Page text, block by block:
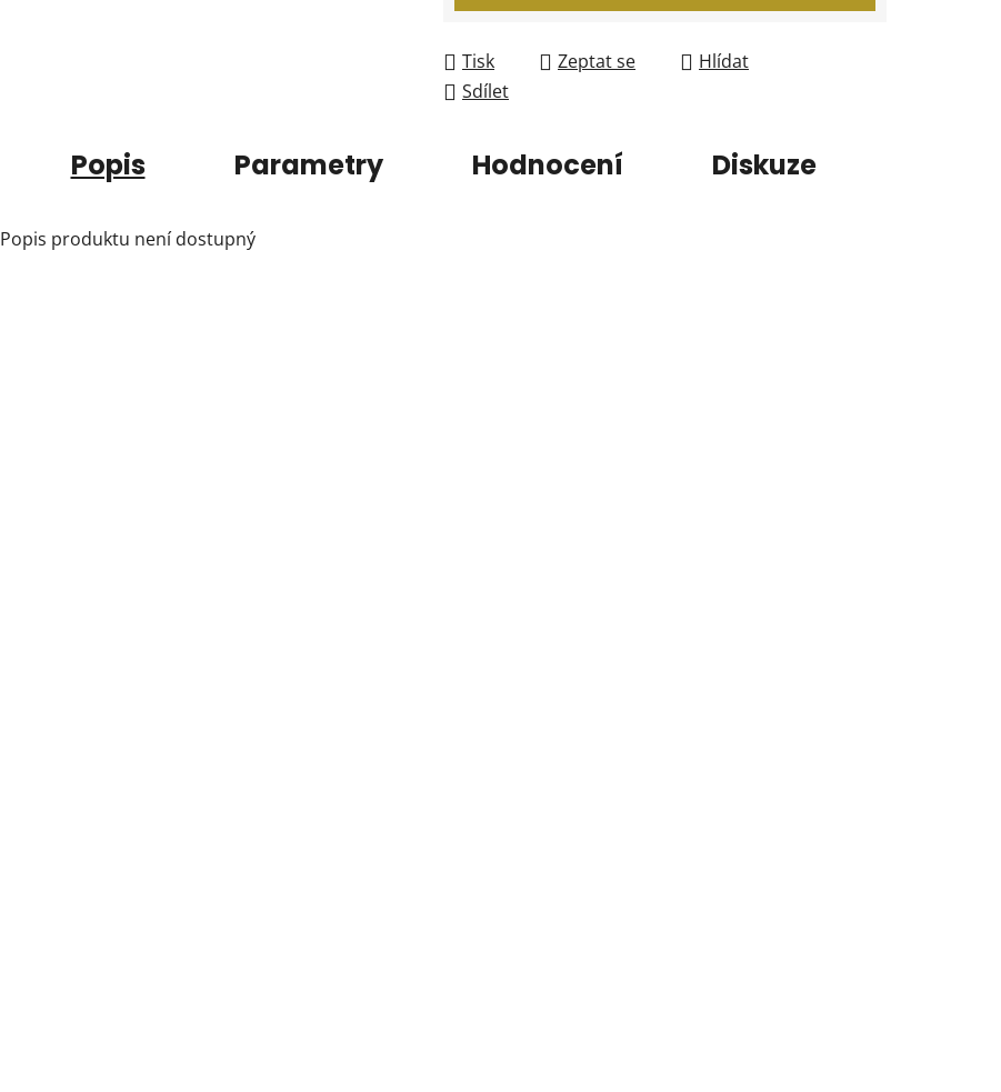
Tisk Zeptat se
Hlídat
Sdílet
Popis Parametry Hodnocení Diskuze
Popis produktu není dostupný